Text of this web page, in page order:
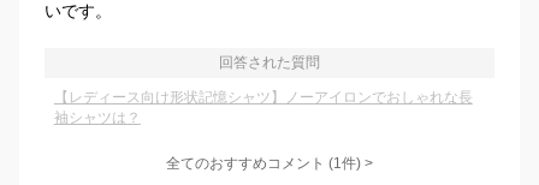
いです。
回答された質問
【レディース向け形状記憶シャツ】ノーアイロンでおしゃれな長
袖シャツは？
全てのおすすめコメント (1件) >